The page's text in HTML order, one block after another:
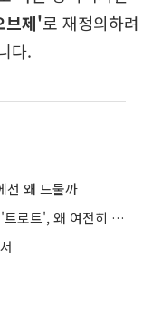
브제'로 재정의하려
다.
선 왜 드물까
'미스트롯4' 결승→'무명전설' 돌풍⋯'트로트', 왜 여전히 뜨겁나